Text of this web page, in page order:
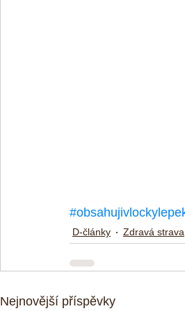
D-články Zdravá strava
Nejnovější příspěvky